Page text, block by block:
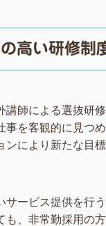
高い研修制
師による選抜研
を客観的に見つ
により新たな目
ービス提供を行
、非常勤採用の